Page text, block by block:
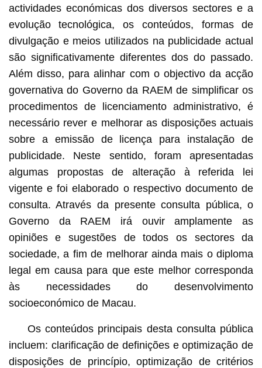
actividades económicas dos diversos sectores e a
evolução tecnológica, os conteúdos, formas de
divulgação e meios utilizados na publicidade actual
são significativamente diferentes dos do passado.
Além disso, para alinhar com o objectivo da acção
governativa do Governo da RAEM de simplificar os
procedimentos de licenciamento administrativo, é
necessário rever e melhorar as disposições actuais
sobre a emissão de licença para instalação de
publicidade. Neste sentido, foram apresentadas
algumas propostas de alteração à referida lei
vigente e foi elaborado o respectivo documento de
consulta. Através da presente consulta pública, o
Governo da RAEM irá ouvir amplamente as
opiniões e sugestões de todos os sectores da
sociedade, a fim de melhorar ainda mais o diploma
legal em causa para que este melhor corresponda
às necessidades do desenvolvimento
socioeconómico de Macau.
Os conteúdos principais desta consulta pública
incluem: clarificação de definições e optimização de
disposições de princípio, optimização de critérios